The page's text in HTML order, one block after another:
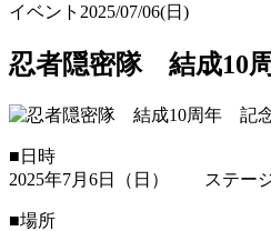
イベント 2025/07/06(日)
忍者隠密隊 結成10
■日時
2025年7月6日（日） ステージ
■場所